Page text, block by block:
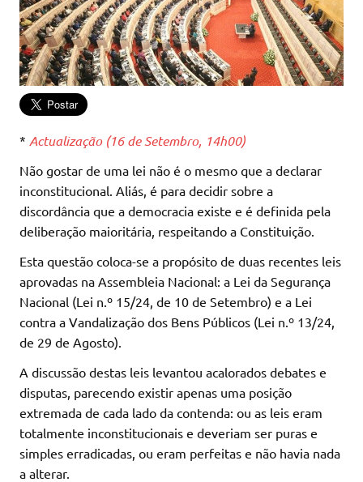
* Actualização (16 de Setembro, 14h00)
Não gostar de uma lei não é o mesmo que a declarar
inconstitucional. Aliás, é para decidir sobre a
discordância que a democracia existe e é definida pela
deliberação maioritária, respeitando a Constituição.
Esta questão coloca-se a propósito de duas recentes leis
aprovadas na Assembleia Nacional: a Lei da Segurança
Nacional (Lei n.º 15/24, de 10 de Setembro) e a Lei
contra a Vandalização dos Bens Públicos (Lei n.º 13/24,
de 29 de Agosto).
A discussão destas leis levantou acalorados debates e
disputas, parecendo existir apenas uma posição
extremada de cada lado da contenda: ou as leis eram
totalmente inconstitucionais e deveriam ser puras e
simples erradicadas, ou eram perfeitas e não havia nada
a alterar.